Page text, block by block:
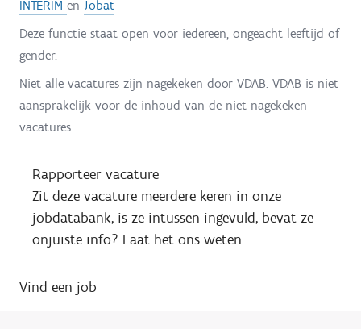
INTERIM en Jobat
Deze functie staat open voor iedereen, ongeacht leeftijd of
gender.
Niet alle vacatures zijn nagekeken door VDAB. VDAB is niet
aansprakelijk voor de inhoud van de niet-nagekeken
vacatures.
Rapporteer vacature
Zit deze vacature meerdere keren in onze
jobdatabank, is ze intussen ingevuld, bevat ze
onjuiste info? Laat het ons weten.
Vind een job